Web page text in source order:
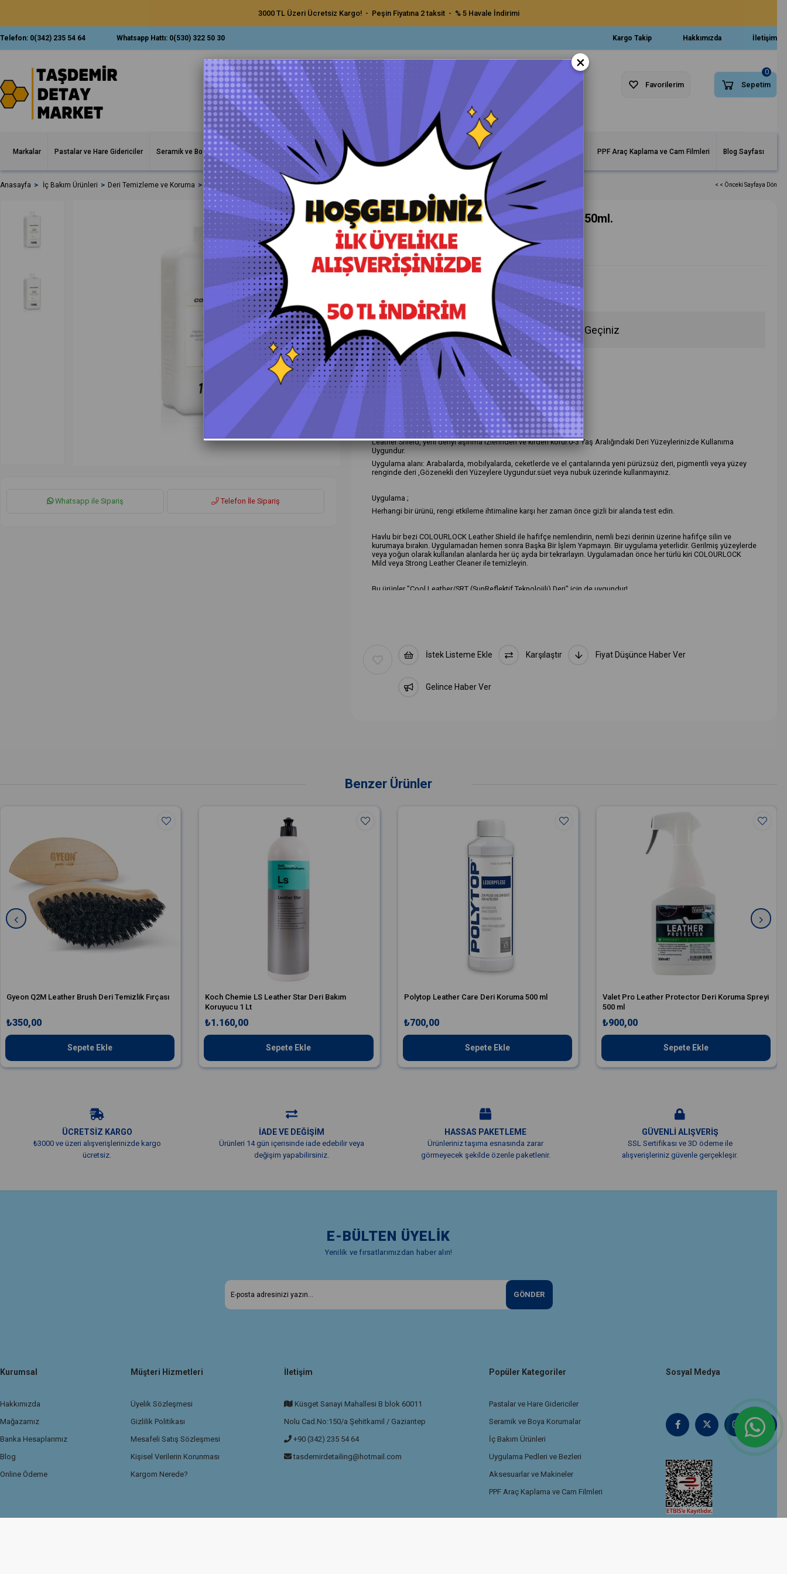
3000 TL Üzeri Ücretsiz Kargo! - Peşin Fiyatına 2 taksit - % 5 Havale İndirimi
Telefon: 0(342) 235 54 64 Whatsapp Hattı: 0(530) 322 50 30 Kargo Takip Hakkımızda İletişim
Sepetim
0
Favorilerim
Markalar Pastalar ve Hare Gidericiler Seramik ve Boya Korumalar İç Bakım Ürünleri Dış Bakım Ürünleri Uygulama Pedleri ve Bezler Aksesuarlar ve Makineler PPF Araç Kaplama ve Cam Filmleri Blog Sayfası
Anasayfa İç Bakım Ürünleri Deri Temizleme ve Koruma ColourLock Leather Shield Deri Koruma 150ml. < < Önceki Sayfaya Dön
›
Whatsapp ile Sipariş Telefon İle Sipariş
ColourLock Leather Shield Deri Koruma 150ml.
Orijinal Ürün - Yetkili Satıcı - Hızlı Kargo
Deri Temizleme ve Koruma
Lütfen İletişime Geçiniz
Ürün Özellikleri Yorumlar(0) Ürün Önerileri
Leather Shield, yeni deriyi aşınma izlerinden ve kirden korur.0-3 Yaş Aralığındaki Deri Yüzeylerinizde Kullanıma
Uygundur.
Uygulama alanı: Arabalarda, mobilyalarda, ceketlerde ve el çantalarında yeni pürüzsüz deri, pigmentli veya yüzey
renginde deri ,Gözenekli deri Yüzeylere Uygundur.süet veya nubuk üzerinde kullanmayınız.
Uygulama ;
Herhangi bir ürünü, rengi etkileme ihtimaline karşı her zaman önce gizli bir alanda test edin.
Havlu bir bezi COLOURLOCK Leather Shield ile hafifçe nemlendirin, nemli bezi derinin üzerine hafifçe silin ve
kurumaya bırakın. Uygulamadan hemen sonra Başka Bir İşlem Yapmayın. Bir uygulama yeterlidir. Gerilmiş yüzeylerde
veya yoğun olarak kullanılan alanlarda her üç ayda bir tekrarlayın. Uygulamadan önce her türlü kiri COLOURLOCK
Mild veya Strong Leather Cleaner ile temizleyin.
Bu ürünler "Cool Leather/SRT (SunReflektif Teknolojili) Deri" için de uygundur!
İstek Listeme Ekle Karşılaştır Fiyat Düşünce Haber Ver
Gelince Haber Ver
Benzer Ürünler
Gyeon Q2M Leather Brush Deri Temizlik Fırçası
₺350,00
Sepete Ekle
Koch Chemie LS Leather Star Deri Bakım
Koruyucu 1 Lt
₺1.160,00
Sepete Ekle
Polytop Leather Care Deri Koruma 500 ml
₺700,00
Sepete Ekle
Valet Pro Leather Protector Deri Koruma Spreyi
500 ml
₺900,00
Sepete Ekle
ÜCRETSİZ KARGO
₺3000 ve üzeri alışverişlerinizde kargo
ücretsiz.
İADE VE DEĞİŞİM
Ürünleri 14 gün içerisinde iade edebilir veya
değişim yapabilirsiniz.
HASSAS PAKETLEME
Ürünleriniz taşıma esnasında zarar
görmeyecek şekilde özenle paketlenir.
GÜVENLİ ALIŞVERİŞ
SSL Sertifikası ve 3D ödeme ile
alışverişleriniz güvenle gerçekleşir.
E-BÜLTEN ÜYELİK
Yenilik ve fırsatlarımızdan haber alın!
GÖNDER
Kurumsal
Hakkımızda
Mağazamız
Banka Hesaplarımız
Blog
Online Ödeme
Müşteri Hizmetleri
Üyelik Sözleşmesi
Gizlilik Politikası
Mesafeli Satış Sözleşmesi
Kişisel Verilerin Korunması
Kargom Nerede?
İletişim
Küsget Sanayi Mahallesi B blok 60011
Nolu Cad.No:150/a Şehitkamil / Gaziantep
+90 (342) 235 54 64
tasdemirdetailing@hotmail.com
Popüler Kategoriler
Pastalar ve Hare Gidericiler
Seramik ve Boya Korumalar
İç Bakım Ürünleri
Uygulama Pedleri ve Bezleri
Aksesuarlar ve Makineler
PPF Araç Kaplama ve Cam Filmleri
Sosyal Medya
×